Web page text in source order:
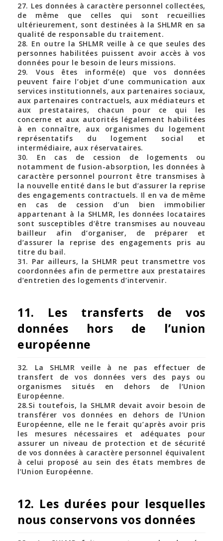
27. Les données à caractère personnel collectées,
de même que celles qui sont recueillies
ultérieurement, sont destinées à la SHLMR en sa
qualité de responsable du traitement.
28. En outre la SHLMR veille à ce que seules des
personnes habilitées puissent avoir accès à vos
données pour le besoin de leurs missions.
29. Vous êtes informé(e) que vos données
peuvent faire l’objet d’une communication aux
services institutionnels, aux partenaires sociaux,
aux partenaires contractuels, aux médiateurs et
aux prestataires, chacun pour ce qui les
concerne et aux autorités légalement habilitées
à en connaître, aux organismes du logement
représentatifs du logement social et
intermédiaire, aux réservataires.
30. En cas de cession de logements ou
notamment de fusion-absorption, les données à
caractère personnel pourront être transmises à
la nouvelle entité dans le but d’assurer la reprise
des engagements contractuels. Il en va de même
en cas de cession d’un bien immobilier
appartenant à la SHLMR, les données locataires
sont susceptibles d’être transmises au nouveau
bailleur afin d’organiser, de préparer et
d’assurer la reprise des engagements pris au
titre du bail.
31. Par ailleurs, la SHLMR peut transmettre vos
coordonnées afin de permettre aux prestataires
d’entretien des logements d’intervenir.
11. Les transferts de vos
données hors de l’union
européenne
32. La SHLMR veille à ne pas effectuer de
transfert de vos données vers des pays ou
organismes situés en dehors de l’Union
Européenne.
28.Si toutefois, la SHLMR devait avoir besoin de
transférer vos données en dehors de l’Union
Européenne, elle ne le ferait qu’après avoir pris
les mesures nécessaires et adéquates pour
assurer un niveau de protection et de sécurité
de vos données à caractère personnel équivalent
à celui proposé au sein des états membres de
l’Union Européenne.
12. Les durées pour lesquelles
nous conservons vos données